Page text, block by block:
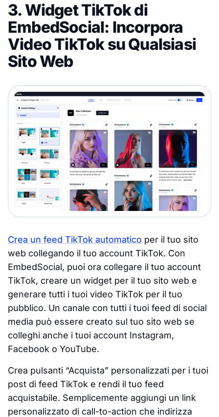
3. Widget TikTok di
EmbedSocial: Incorpora
Video TikTok su Qualsiasi
Sito Web
Crea un feed TikTok automatico per il tuo sito
web collegando il tuo account TikTok. Con
EmbedSocial, puoi ora collegare il tuo account
TikTok, creare un widget per il tuo sito web e
generare tutti i tuoi video TikTok per il tuo
pubblico. Un canale con tutti i tuoi feed di social
media può essere creato sul tuo sito web se
colleghi anche i tuoi account Instagram,
Facebook o YouTube.
Crea pulsanti “Acquista” personalizzati per i tuoi
post di feed TikTok e rendi il tuo feed
acquistabile. Semplicemente aggiungi un link
personalizzato di call-to-action che indirizza